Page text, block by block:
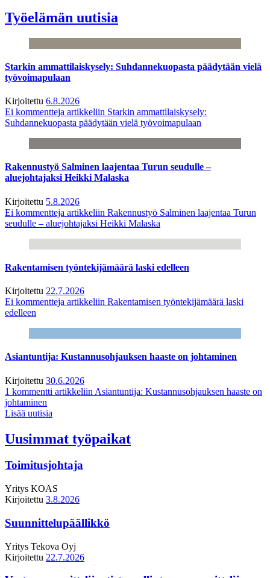
Työelämän uutisia
Starkin ammattilaiskysely: Suhdannekuopasta päädytään vielä
työvoimapulaan
Kirjoitettu 6.8.2026
Ei kommentteja artikkeliin Starkin ammattilaiskysely:
Suhdannekuopasta päädytään vielä työvoimapulaan
Rakennustyö Salminen laajentaa Turun seudulle –
aluejohtajaksi Heikki Malaska
Kirjoitettu 5.8.2026
Ei kommentteja artikkeliin Rakennustyö Salminen laajentaa Turun
seudulle – aluejohtajaksi Heikki Malaska
Rakentamisen työntekijämäärä laski edelleen
Kirjoitettu 22.7.2026
Ei kommentteja artikkeliin Rakentamisen työntekijämäärä laski
edelleen
Asiantuntija: Kustannusohjauksen haaste on johtaminen
Kirjoitettu 30.6.2026
1 kommentti artikkeliin Asiantuntija: Kustannusohjauksen haaste on
johtaminen
Lisää uutisia
Uusimmat työpaikat
Toimitusjohtaja
Yritys KOAS
Kirjoitettu 3.8.2026
Suunnittelupäällikkö
Yritys Tekova Oyj
Kirjoitettu 22.7.2026